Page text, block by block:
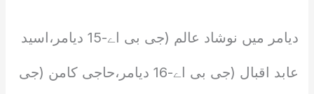
دیامر میں نوشاد عالم (جی بی اے-15 دیامر،اسید
عابد اقبال (جی بی اے-16 دیامر،حاجی کامن (جی